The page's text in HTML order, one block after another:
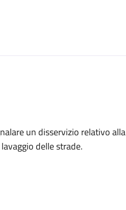
un disservizio relativo alla
delle strade.